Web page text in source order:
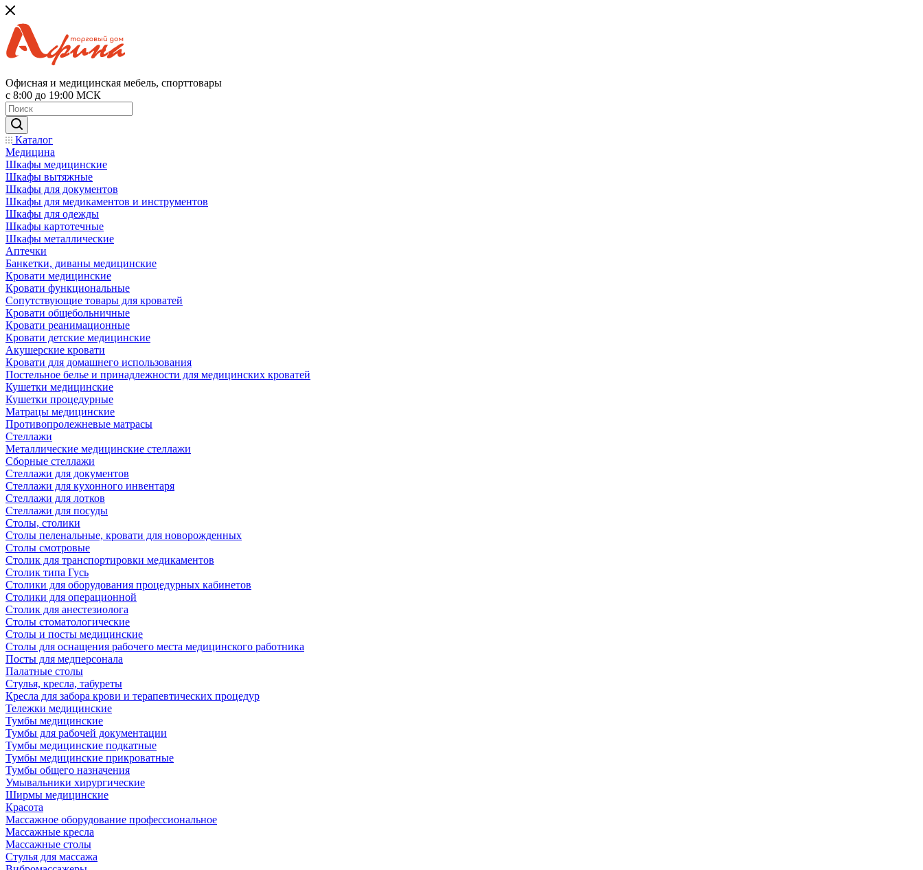
Офисная и медицинская мебель, спорттовары
с 8:00 до 19:00 МСК
Каталог
Медицина
Шкафы медицинские
Шкафы вытяжные
Шкафы для документов
Шкафы для медикаментов и инструментов
Шкафы для одежды
Шкафы картотечные
Шкафы металлические
Аптечки
Банкетки, диваны медицинские
Кровати медицинские
Кровати функциональные
Сопутствующие товары для кроватей
Кровати общебольничные
Кровати реанимационные
Кровати детские медицинские
Акушерские кровати
Кровати для домашнего использования
Постельное белье и принадлежности для медицинских кроватей
Кушетки медицинские
Кушетки процедурные
Матрацы медицинские
Противопролежневые матрасы
Стеллажи
Металлические медицинские стеллажи
Сборные стеллажи
Стеллажи для документов
Стеллажи для кухонного инвентаря
Стеллажи для лотков
Стеллажи для посуды
Столы, столики
Столы пеленальные, кровати для новорожденных
Столы смотровые
Столик для транспортировки медикаментов
Столик типа Гусь
Столики для оборудования процедурных кабинетов
Столики для операционной
Столик для анестезиолога
Столы стоматологические
Столы и посты медицинские
Столы для оснащения рабочего места медицинского работника
Посты для медперсонала
Палатные столы
Стулья, кресла, табуреты
Кресла для забора крови и терапевтических процедур
Тележки медицинские
Тумбы медицинские
Тумбы для рабочей документации
Тумбы медицинские подкатные
Тумбы медицинские прикроватные
Тумбы общего назначения
Умывальники хирургические
Ширмы медицинские
Красота
Массажное оборудование профессиональное
Массажные кресла
Массажные столы
Стулья для массажа